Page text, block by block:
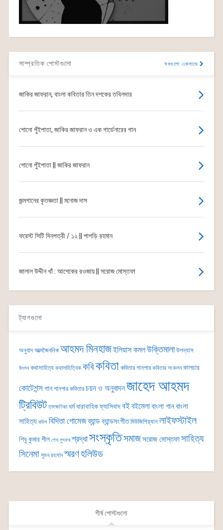
সাম্প্রতিক পোস্টগুলো সবগুলো একসাথে
জাকির জাফরান, বাংলা কবিতার তিন দশকের তবিলদার
শোনো পুঁইপাতা, জাকির জাফরান ও এক গার্ডেনারের গান
শোনো পুঁইপাতা || জাকির জাফরান
জন্মগানের কৃতজ্ঞতা || মনোজ দাস
ফরেস্ট সিটি দিনপত্রী / ১২ || পাপড়ি রহমান
জালাল উদ্দীন খাঁ : আশেকের রওজায় || সরোজ মোস্তফা
ট্যাগগুলো
অনুবাদ আত্মজৈবনিক আহমদ মিনহাজইলিয়াস কমলউক্তিমালা উপন্যাস
উৎসব কথাসাহিত্য কথাসাহিত্যিক কবিকবিতা কবিতার গানপার কবিতার সংকলন কালচার
কোটেশন্সগান গানপার কবিতার চয়ন ও অনুবাদনজাহেদ আহমদ
ট্রিবিউট তাৎক্ষণিকা ধর্ম ধারাবাহিকফ্যাসিবাদবইবইমেলাবাংলা গানবাংলা
সাহিত্য বাউল বিদিতা গোমেজব্যান্ডব্যান্ডসংগীত মিউজিশিয়্যান লাইফস্টাইল
শিবু কুমার শীল শেখ লুৎফর শ্রদ্ধাসংস্কৃতিসমাজসরোজ মোস্তফাসাহিত্য
সিনেমা সুমন রহমান স্মরণহলিউড
শীর্ষ পোস্টগুলো